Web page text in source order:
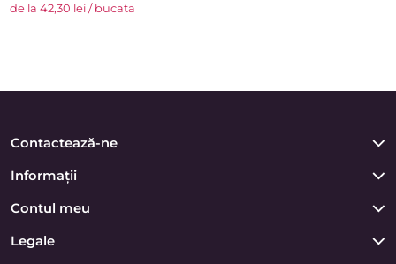
de la 42,30 lei / bucata
Contactează-ne
Informații
Contul meu
Legale